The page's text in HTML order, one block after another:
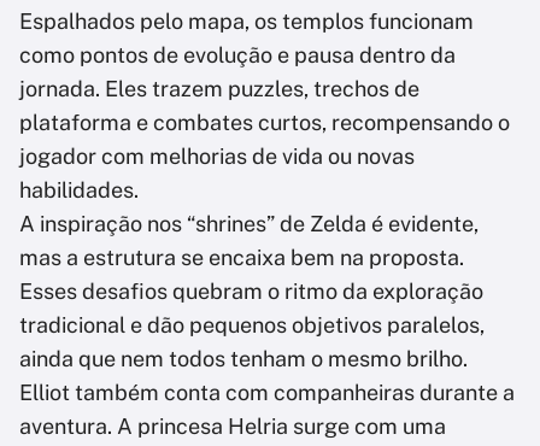
Espalhados pelo mapa, os templos funcionam
como pontos de evolução e pausa dentro da
jornada. Eles trazem puzzles, trechos de
plataforma e combates curtos, recompensando o
jogador com melhorias de vida ou novas
habilidades.
A inspiração nos “shrines” de Zelda é evidente,
mas a estrutura se encaixa bem na proposta.
Esses desafios quebram o ritmo da exploração
tradicional e dão pequenos objetivos paralelos,
ainda que nem todos tenham o mesmo brilho.
Elliot também conta com companheiras durante a
aventura. A princesa Helria surge com uma